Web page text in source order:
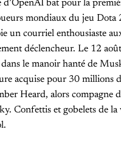
d’OpenAI bat pour la
mondiaux du jeu Dota
un courriel enthousiaste
déclencheur. Le 12
le manoir hanté de
acquise pour 30 millions
Heard, alors compagne
Confettis et gobelets de